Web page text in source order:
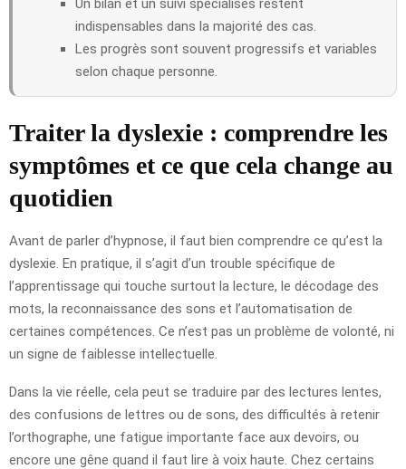
indispensables dans la majorité des cas.
Les progrès sont souvent progressifs et variables
selon chaque personne.
Traiter la dyslexie : comprendre les
symptômes et ce que cela change au
quotidien
Avant de parler d’hypnose, il faut bien comprendre ce qu’est la
dyslexie. En pratique, il s’agit d’un trouble spécifique de
l’apprentissage qui touche surtout la lecture, le décodage des
mots, la reconnaissance des sons et l’automatisation de
certaines compétences. Ce n’est pas un problème de volonté, ni
un signe de faiblesse intellectuelle.
Dans la vie réelle, cela peut se traduire par des lectures lentes,
des confusions de lettres ou de sons, des difficultés à retenir
l’orthographe, une fatigue importante face aux devoirs, ou
encore une gêne quand il faut lire à voix haute. Chez certains